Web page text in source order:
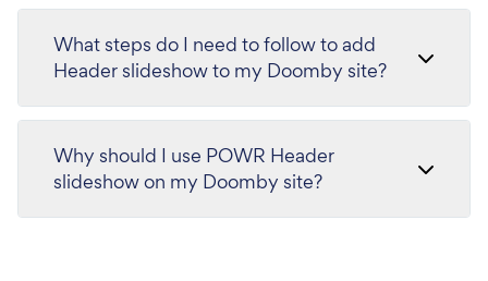
What steps do I need to follow to add
Header slideshow to my Doomby site?
Why should I use POWR Header
slideshow on my Doomby site?